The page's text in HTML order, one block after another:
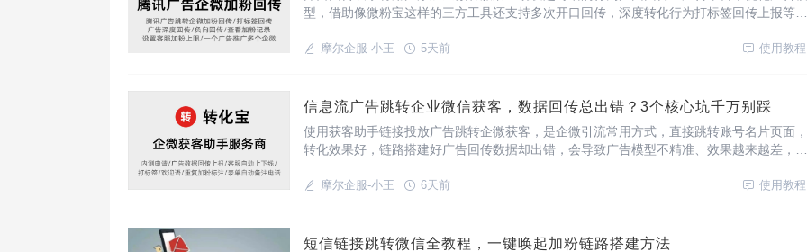
型，借助像微粉宝这样的三方工具还支持多次开口回传，深度转化行为打标签回传上报等，
摩尔企服-小王 5天前 使用教程
信息流广告跳转企业微信获客，数据回传总出错？3个核心坑千万别踩
使用获客助手链接投放广告跳转企微获客，是企微引流常用方式，直接跳转账号名片页面，
转化效果好，链路搭建好广告回传数据却出错，会导致广告模型不精准、效果越来越差，通
览器、知识分享软件等市面上常见平台。信息流广告跳转企微数据
摩尔企服-小王 6天前 使用教程
短信链接跳转微信全教程，一键唤起加粉链路搭建方法